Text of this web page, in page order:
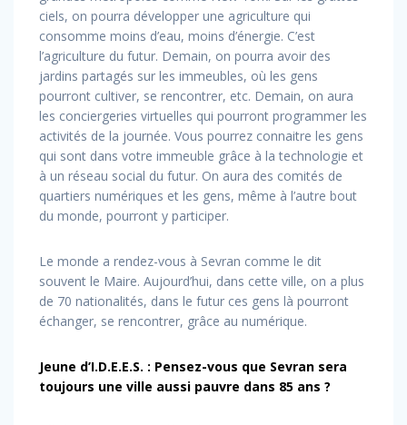
ciels, on pourra développer une agriculture qui
consomme moins d’eau, moins d’énergie. C’est
l’agriculture du futur. Demain, on pourra avoir des
jardins partagés sur les immeubles, où les gens
pourront cultiver, se rencontrer, etc. Demain, on aura
les conciergeries virtuelles qui pourront programmer les
activités de la journée. Vous pourrez connaitre les gens
qui sont dans votre immeuble grâce à la technologie et
à un réseau social du futur. On aura des comités de
quartiers numériques et les gens, même à l’autre bout
du monde, pourront y participer.
Le monde a rendez-vous à Sevran comme le dit
souvent le Maire. Aujourd’hui, dans cette ville, on a plus
de 70 nationalités, dans le futur ces gens là pourront
échanger, se rencontrer, grâce au numérique.
Jeune d’I.D.E.E.S. : Pensez-vous que Sevran sera
toujours une ville aussi pauvre dans 85 ans ?